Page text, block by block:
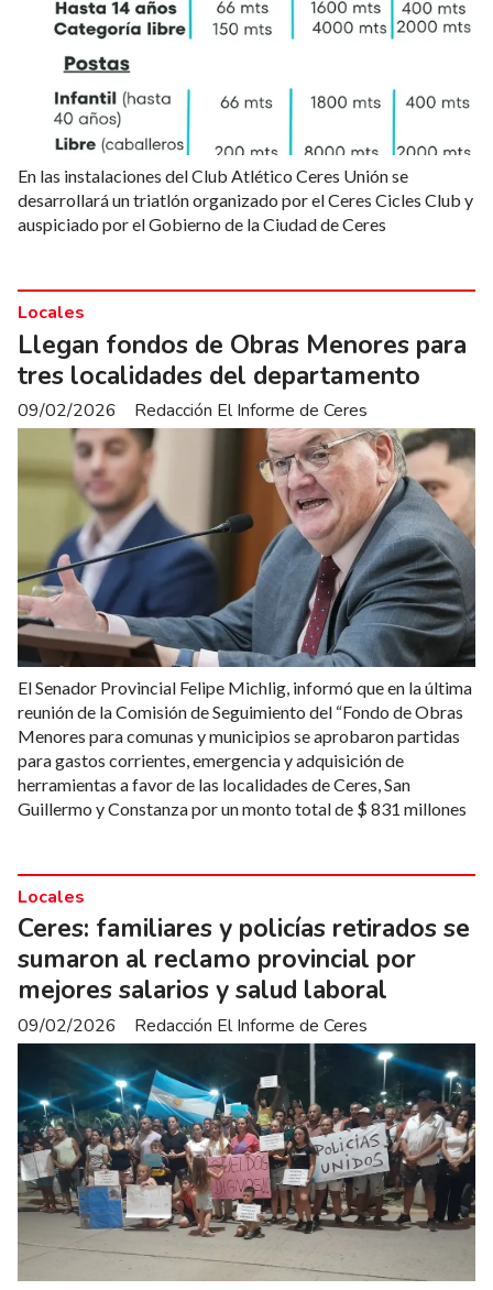
En las instalaciones del Club Atlético Ceres Unión se
desarrollará un triatlón organizado por el Ceres Cicles Club y
auspiciado por el Gobierno de la Ciudad de Ceres
Llegan fondos de Obras Menores para
tres localidades del departamento
Redacción El Informe de Ceres
Locales
09/02/2026
El Senador Provincial Felipe Michlig, informó que en la última
reunión de la Comisión de Seguimiento del “Fondo de Obras
Menores para comunas y municipios se aprobaron partidas
para gastos corrientes, emergencia y adquisición de
herramientas a favor de las localidades de Ceres, San
Guillermo y Constanza por un monto total de $ 831 millones
Ceres: familiares y policías retirados se
sumaron al reclamo provincial por
mejores salarios y salud laboral
Redacción El Informe de Ceres
Locales
09/02/2026